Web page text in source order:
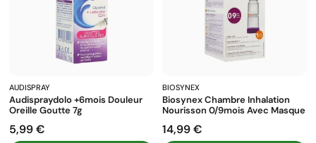
AUDISPRAY
Audispraydolo +6mois Douleur
Oreille Goutte 7g
Prix
5,99 €
BIOSYNEX
Biosynex Chambre Inhalation
Nourisson 0/9mois Avec Masque
Prix
14,99 €